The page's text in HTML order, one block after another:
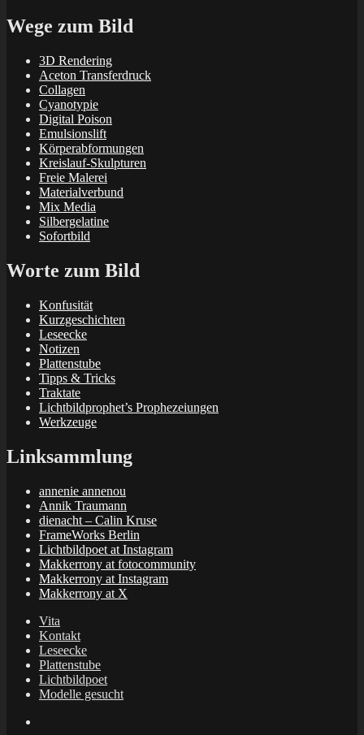
Wege zum Bild
3D Rendering
Aceton Transferdruck
Collagen
Cyanotypie
Digital Poison
Emulsionslift
Körperabformungen
Kreislauf-Skulpturen
Freie Malerei
Materialverbund
Mix Media
Silbergelatine
Sofortbild
Worte zum Bild
Konfusität
Kurzgeschichten
Leseecke
Notizen
Plattenstube
Tipps & Tricks
Traktate
Lichtbildprophet’s Prophezeiungen
Werkzeuge
Linksammlung
annenie annenou
Annik Traumann
dienacht – Calin Kruse
FrameWorks Berlin
Lichtbildpoet at Instagram
Makkerrony at fotocommunity
Makkerrony at Instagram
Makkerrony at X
Vita
Kontakt
Leseecke
Plattenstube
Lichtbildpoet
Modelle gesucht